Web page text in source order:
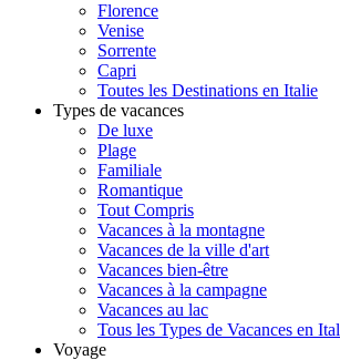
Florence
Venise
Sorrente
Capri
Toutes les Destinations en Italie
Types de vacances
De luxe
Plage
Familiale
Romantique
Tout Compris
Vacances à la montagne
Vacances de la ville d'art
Vacances bien-être
Vacances à la campagne
Vacances au lac
Tous les Types de Vacances en
Voyage